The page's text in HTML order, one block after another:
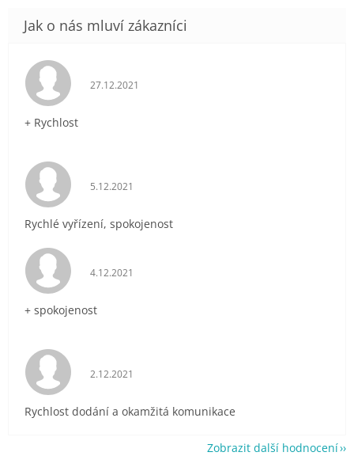
Hodnocení obchodu je 5 z 5 hvězdiček.
27.12.2021
+ Rychlost
Hodnocení obchodu je 5 z 5 hvězdiček.
5.12.2021
Rychlé vyřízení, spokojenost
Hodnocení obchodu je 5 z 5 hvězdiček.
4.12.2021
+ spokojenost
Hodnocení obchodu je 5 z 5 hvězdiček.
2.12.2021
Rychlost dodání a okamžitá komunikace
Zobrazit další hodnocení